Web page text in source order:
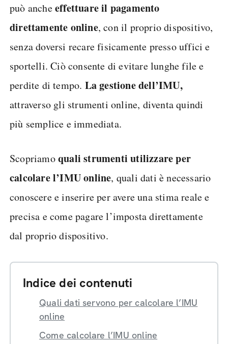
può ancheeffettuare il pagamento
direttamente online, con il proprio dispositivo,
senza doversi recare fisicamente presso uffici e
sportelli. Ciò consente di evitare lunghe file e
perdite di tempo. La gestione dell’IMU,
attraverso gli strumenti online, diventa quindi
più semplice e immediata.
Scopriamoquali strumenti utilizzare per
calcolare l’IMU online, quali dati è necessario
conoscere e inserire per avere una stima reale e
precisa e come pagare l’imposta direttamente
dal proprio dispositivo.
Indice dei contenuti
Quali dati servono per calcolare l’IMU
online
Come calcolare l’IMU online